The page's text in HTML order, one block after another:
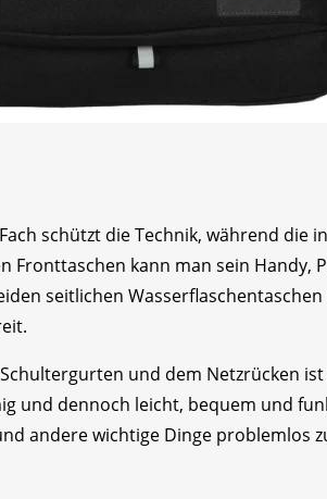
schützt die Technik, während
Fronttaschen kann man sein Handy,
seitlichen
und dem Netzrücken
und dennoch leicht, bequem und
andere wichtige Dinge problemlos